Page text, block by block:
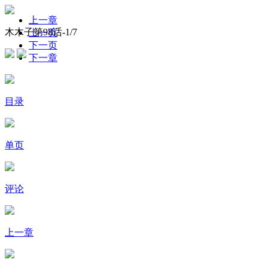
木木子第98话-1/7
上一章
上一页
下一页
下一章
目录
单页
评论
上一章